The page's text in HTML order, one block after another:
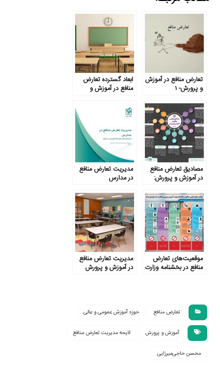
تعارض منافع در آموزش
و پرورش- ۱
ابعاد گسترده تعارض
منافع در آموزش و
مصادیق تعارض منافع
در آموزش‌ و پرورش:
مدیریت تعارض منافع
در مدارس
موقعیت‌های تعارض
منافع در بخشنامه وزارت
مدیریت تعارض منافع
در آموزش و پرورش
تعارض منافع حوزه آموزش عمومی و عالی
آموزش و پرورش لایحه مدیریت تعارض منافع
محسن حاجی‌میرزایی